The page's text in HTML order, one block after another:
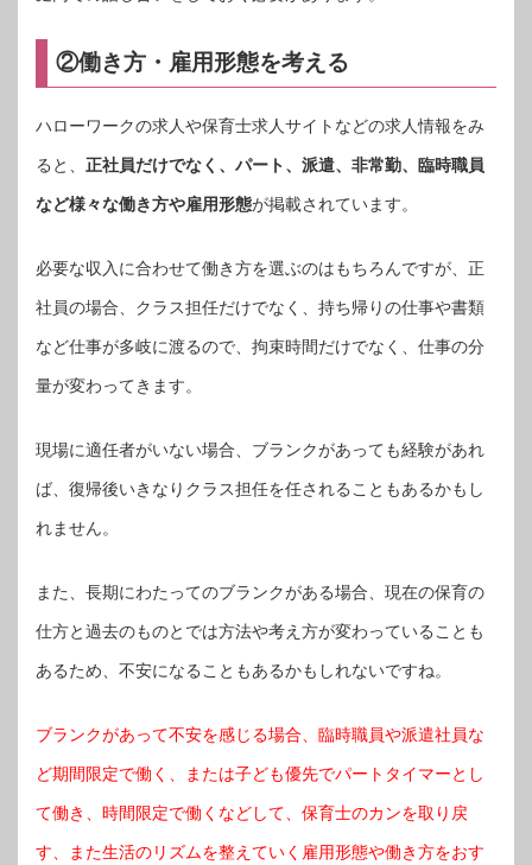
②働き方・雇用形態を考える
ハローワークの求人や保育士求人サイトなどの求人情報をみ
ると、 正社員だけでなく、パート、派遣、非常勤、臨時職員
など様々な働き方や雇用形態が掲載されています。
必要な収入に合わせて働き方を選ぶのはもちろんですが、正
社員の場合、クラス担任だけでなく、持ち帰りの仕事や書類
など仕事が多岐に渡るので、拘束時間だけでなく、仕事の分
量が変わってきます。
現場に適任者がいない場合、ブランクがあっても経験があれ
ば、復帰後いきなりクラス担任を任されることもあるかもし
れません。
また、長期にわたってのブランクがある場合、現在の保育の
仕方と過去のものとでは方法や考え方が変わっていることも
あるため、不安になることもあるかもしれないですね。
ブランクがあって不安を感じる場合、臨時職員や派遣社員な
ど期間限定で働く、または子ども優先でパートタイマーとし
て働き、時間限定で働くなどして、保育士のカンを取り戻
す、また生活のリズムを整えていく雇用形態や働き方をおす